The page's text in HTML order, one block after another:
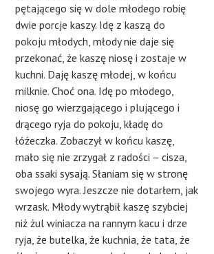
pętającego się w dole młodego robię
dwie porcje kaszy. Idę z kaszą do
pokoju młodych, młody nie daje się
przekonać, że kaszę niosę i zostaje w
kuchni. Daję kaszę młodej, w końcu
milknie. Choć ona. Idę po młodego,
niosę go wierzgającego i plującego i
drącego ryja do pokoju, kładę do
łóżeczka. Zobaczył w końcu kaszę,
mało się nie zrzygał z radości – cisza,
oba ssaki sysają. Słaniam się w stronę
swojego wyra. Jeszcze nie dotarłem, jak
wrzask. Młody wytrąbił kaszę szybciej
niż żul winiacza na rannym kacu i drze
ryja, że butelka, że kuchnia, że tata, że